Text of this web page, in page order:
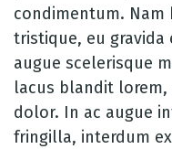
condimentum. Nam
tristique, eu gravida
augue scelerisque
lacus blandit
dolor. In ac augue
fringilla, interdum